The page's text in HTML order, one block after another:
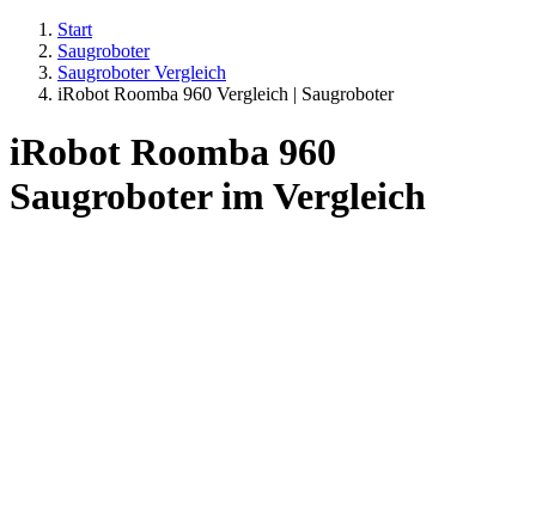
Start
Saugroboter
Saugroboter Vergleich
iRobot Roomba 960 Vergleich | Saugroboter
iRobot Roomba 960
Saugroboter im Vergleich